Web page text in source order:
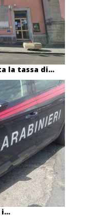
la tassa di...